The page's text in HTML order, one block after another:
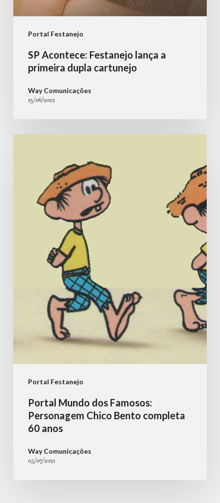
Portal Festanejo
SP Acontece: Festanejo lança a
primeira dupla cartunejo
Way Comunicações
13/06/2022
Portal Festanejo
Famosos:
Personagem
Portal Mundo dos Famosos:
Personagem Chico Bento completa
60 anos
Way Comunicações
05/07/2021